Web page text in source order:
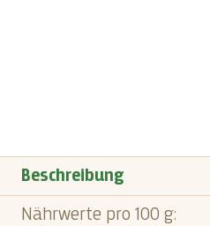
Beschreibung
Nährwerte pro 100 g: